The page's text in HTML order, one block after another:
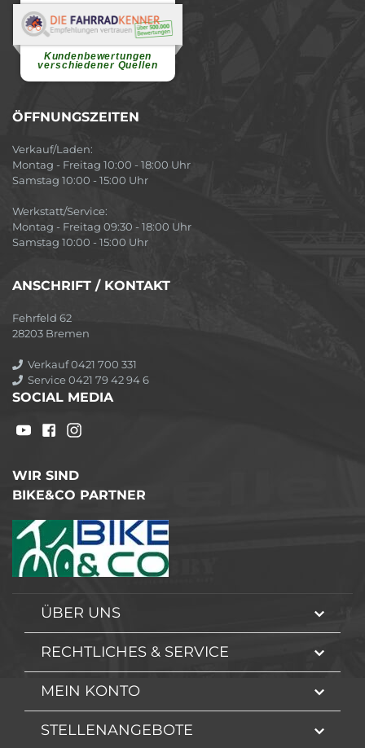
Kundenbewertungen
verschiedener Quellen
Renate H.
Vielen Dank für ein herzliches
ÖFFNUNGSZEITEN
Verkauf/Laden:
Montag - Freitag 10:00 - 18:00 Uhr
Samstag 10:00 - 15:00 Uhr
Werkstatt/Service:
Montag - Freitag 09:30 - 18:00 Uhr
Samstag 10:00 - 15:00 Uhr
ANSCHRIFT / KONTAKT
Fehrfeld 62
28203 Bremen
Verkauf 0421 700 331
Service 0421 79 42 94 6
SOCIAL MEDIA
WIR SIND
BIKE&CO PARTNER
ÜBER UNS
RECHTLICHES & SERVICE
MEIN KONTO
STELLENANGEBOTE